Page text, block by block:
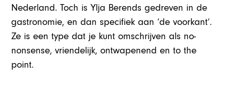
Nederland. Toch is Ylja Berends gedreven in de
gastronomie, en dan specifiek aan ‘de voorkant’.
Ze is een type dat je kunt omschrijven als no-
nonsense, vriendelijk, ontwapenend en to the
point.